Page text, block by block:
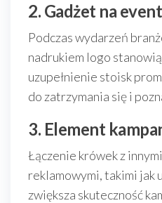
2. Gadżet na
Podczas wydarzeń
nadrukiem logo
uzupełnienie stoisk
do zatrzymania się i
3. Element
Łączenie krówek z
reklamowymi, takimi jak
zwiększa skuteczność